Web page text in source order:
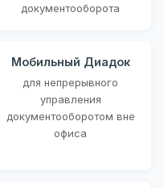
документооборота
Мобильный Диадок
для непрерывного
управления
документооборотом вне
офиса